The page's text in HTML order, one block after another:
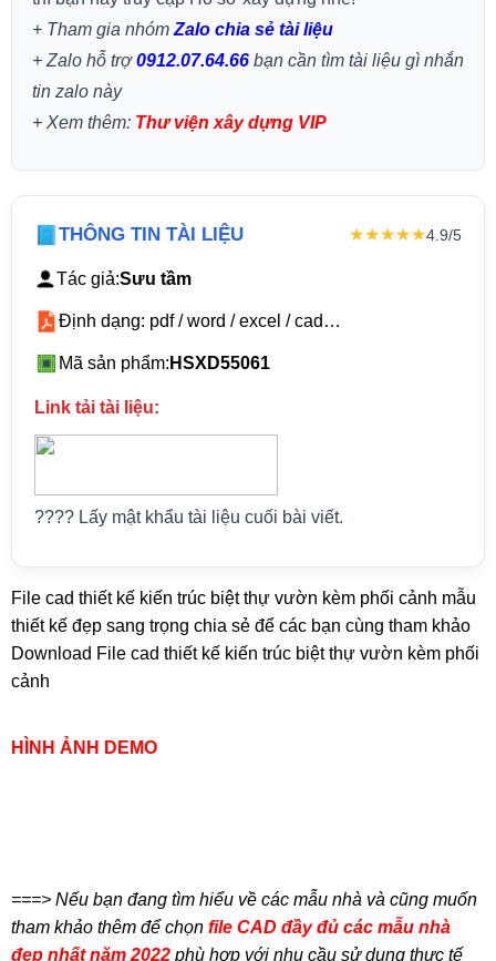
+ Tham gia nhóm Zalo chia sẻ tài liệu
+ Zalo hỗ trợ0912.07.64.66bạn cần tìm tài liệu gì nhắn
tin zalo này
+ Xem thêm: Thư viện xây dựng VIP
THÔNG TIN TÀI LIỆU ★★★★★4.9/5
Tác giả:Sưu tầm
Định dạng: pdf / word / excel / cad…
Mã sản phẩm: HSXD55061
Link tải tài liệu:
???? Lấy mật khẩu tài liệu cuối bài viết.
File cad thiết kế kiến trúc biệt thự vườn kèm phối cảnh mẫu
thiết kế đẹp sang trọng chia sẻ để các bạn cùng tham khảo
Download File cad thiết kế kiến trúc biệt thự vườn kèm phối
cảnh
HÌNH ẢNH DEMO
===> Nếu bạn đang tìm hiểu về các mẫu nhà và cũng muốn
tham khảo thêm để chọn file CAD đầy đủ các mẫu nhà
đẹp nhất năm 2022phù hợp với nhu cầu sử dụng thực tế